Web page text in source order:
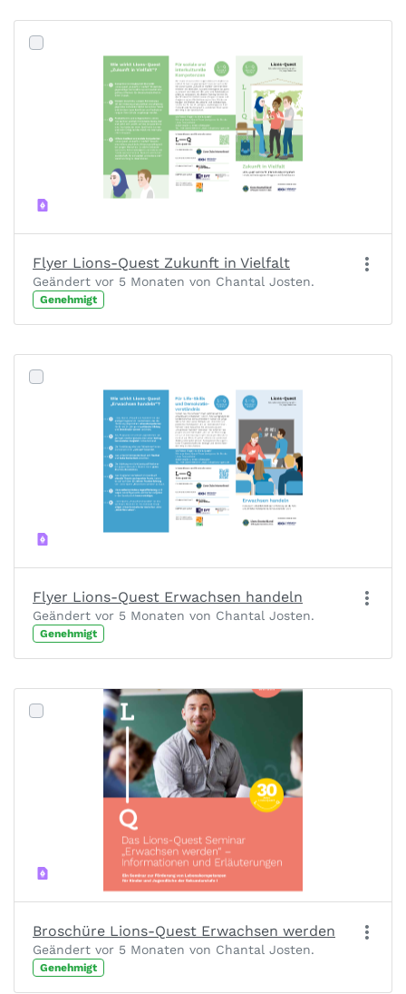
Flyer Lions-Quest Zukunft in Vielfalt
Geändert vor 5 Monaten von Chantal Josten.
Genehmigt
Flyer Lions-Quest Erwachsen handeln
Geändert vor 5 Monaten von Chantal Josten.
Genehmigt
Broschüre Lions-Quest Erwachsen werden
Geändert vor 5 Monaten von Chantal Josten.
Genehmigt